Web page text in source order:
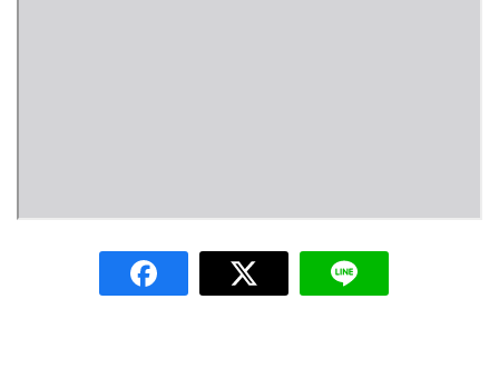
ปัวนาน่านแคมป์ปิ้ง